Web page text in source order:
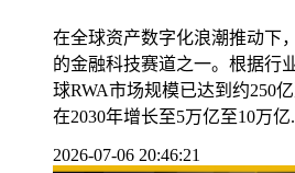
在全球资产数字化浪潮推动下
的金融科技赛道之一。根据行
球RWA市场规模已达到约250
在2030年增长至5万亿至10万亿
2026-07-06 20:46:21